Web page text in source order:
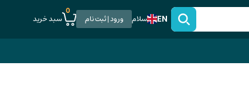
EN سلام ورود | ثبت نام
0
سبد خرید